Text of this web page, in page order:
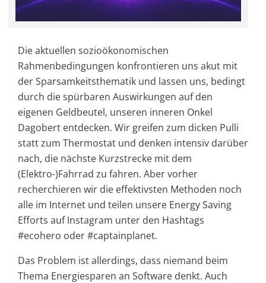
Die aktuellen sozioökonomischen
Rahmenbedingungen konfrontieren uns akut mit
der Sparsamkeitsthematik und lassen uns, bedingt
durch die spürbaren Auswirkungen auf den
eigenen Geldbeutel, unseren inneren Onkel
Dagobert entdecken. Wir greifen zum dicken Pulli
statt zum Thermostat und denken intensiv darüber
nach, die nächste Kurzstrecke mit dem
(Elektro-)Fahrrad zu fahren. Aber vorher
recherchieren wir die effektivsten Methoden noch
alle im Internet und teilen unsere Energy Saving
Efforts auf Instagram unter den Hashtags
#ecohero oder #captainplanet.
Das Problem ist allerdings, dass niemand beim
Thema Energiesparen an Software denkt. Auch